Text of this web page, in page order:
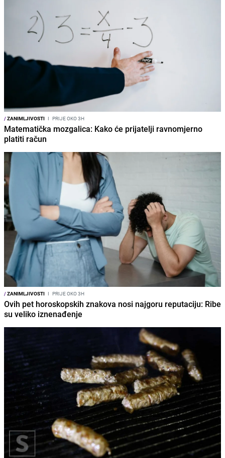
/ZANIMLJIVOSTI I PRIJE OKO 3H
Matematička mozgalica: Kako će prijatelji ravnomjerno
platiti račun
/ZANIMLJIVOSTI I PRIJE OKO 3H
Ovih pet horoskopskih znakova nosi najgoru reputaciju: Ribe
su veliko iznenađenje